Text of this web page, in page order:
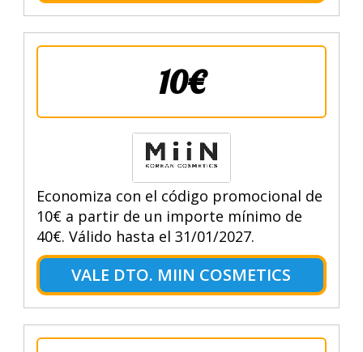
10€
Economiza con el código promocional de
10€ a partir de un importe mínimo de
40€. Válido hasta el 31/01/2027.
VALE DTO. MIIN COSMETICS